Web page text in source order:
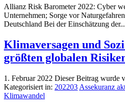
Allianz Risk Barometer 2022: Cyber
Unternehmen; Sorge vor
Deutschland Bei der Einschätzung der...
Klimaversagen und
größten globalen
1. Februar 2022 Dieser Beitrag wurde
Kategorisiert in: 202203 Assekuranz
Klimawandel